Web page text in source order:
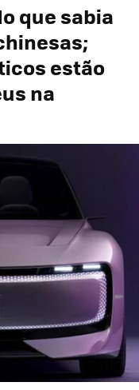
que sabia
estão
na